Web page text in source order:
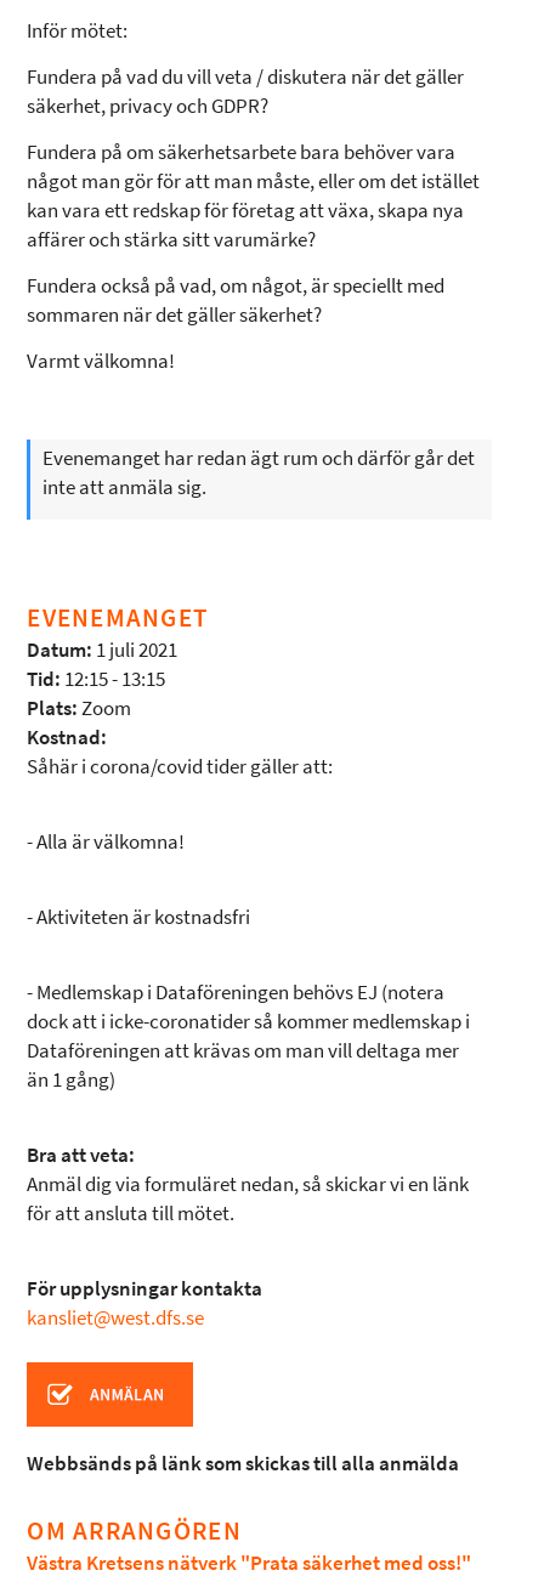
Inför mötet:
Fundera på vad du vill veta / diskutera när det gäller
säkerhet, privacy och GDPR?
Fundera på om säkerhetsarbete bara behöver vara
något man gör för att man måste, eller om det istället
kan vara ett redskap för företag att växa, skapa nya
affärer och stärka sitt varumärke?
Fundera också på vad, om något, är speciellt med
sommaren när det gäller säkerhet?
Varmt välkomna!
Evenemanget har redan ägt rum och därför går det
inte att anmäla sig.
EVENEMANGET
Datum: 1 juli 2021
Tid: 12:15 - 13:15
Plats:Zoom
Kostnad:
Såhär i corona/covid tider gäller att:
- Alla är välkomna!
- Aktiviteten är kostnadsfri
- Medlemskap i Dataföreningen behövs EJ (notera
dock att i icke-coronatider så kommer medlemskap i
Dataföreningen att krävas om man vill deltaga mer
än 1 gång)
Bra att veta:
Anmäl dig via formuläret nedan, så skickar vi en länk
för att ansluta till mötet.
För upplysningar kontakta
kansliet@west.dfs.se
Webbsänds på länk som skickas till alla anmälda
OM ARRANGÖREN
Västra Kretsens nätverk "Prata säkerhet med oss!"